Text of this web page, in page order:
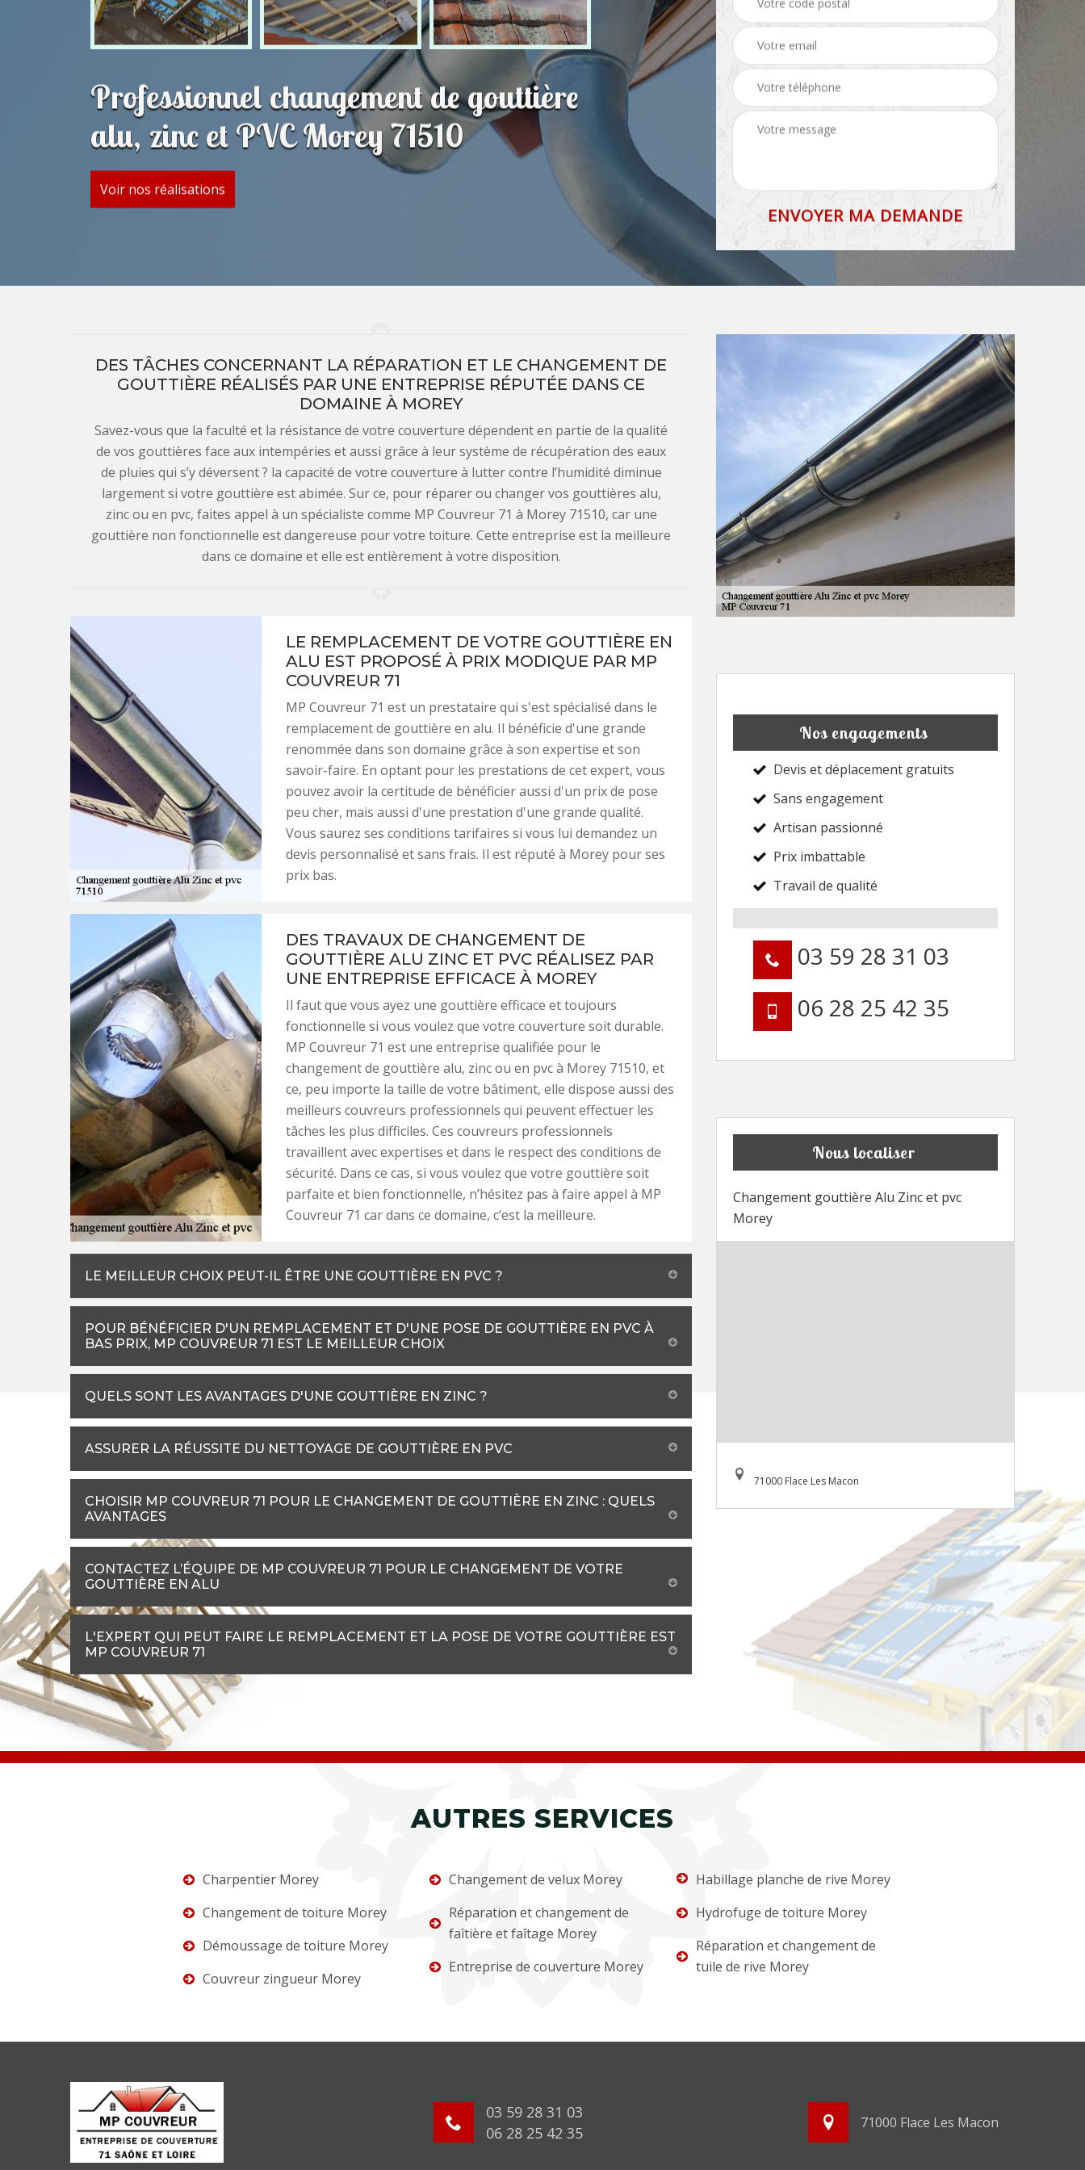
Professionnel changement de gouttière
alu, zinc et PVC Morey 71510
Voir nos réalisations
DES TÂCHES CONCERNANT LA RÉPARATION ET LE CHANGEMENT DE
GOUTTIÈRE RÉALISÉS PAR UNE ENTREPRISE RÉPUTÉE DANS CE
DOMAINE À MOREY
Savez-vous que la faculté et la résistance de votre couverture dépendent en partie de la qualité
de vos gouttières face aux intempéries et aussi grâce à leur système de récupération des eaux
de pluies qui s’y déversent ? la capacité de votre couverture à lutter contre l’humidité diminue
largement si votre gouttière est abimée. Sur ce, pour réparer ou changer vos gouttières alu,
zinc ou en pvc, faites appel à un spécialiste comme MP Couvreur 71 à Morey 71510, car une
gouttière non fonctionnelle est dangereuse pour votre toiture. Cette entreprise est la meilleure
dans ce domaine et elle est entièrement à votre disposition.
LE REMPLACEMENT DE VOTRE GOUTTIÈRE EN
ALU EST PROPOSÉ À PRIX MODIQUE PAR MP
COUVREUR 71
MP Couvreur 71 est un prestataire qui s'est spécialisé dans le
remplacement de gouttière en alu. Il bénéficie d'une grande
renommée dans son domaine grâce à son expertise et son
savoir-faire. En optant pour les prestations de cet expert, vous
pouvez avoir la certitude de bénéficier aussi d'un prix de pose
peu cher, mais aussi d'une prestation d'une grande qualité.
Vous saurez ses conditions tarifaires si vous lui demandez un
devis personnalisé et sans frais. Il est réputé à Morey pour ses
prix bas.
DES TRAVAUX DE CHANGEMENT DE
GOUTTIÈRE ALU ZINC ET PVC RÉALISEZ PAR
UNE ENTREPRISE EFFICACE À MOREY
Il faut que vous ayez une gouttière efficace et toujours
fonctionnelle si vous voulez que votre couverture soit durable.
MP Couvreur 71 est une entreprise qualifiée pour le
changement de gouttière alu, zinc ou en pvc à Morey 71510, et
ce, peu importe la taille de votre bâtiment, elle dispose aussi des
meilleurs couvreurs professionnels qui peuvent effectuer les
tâches les plus difficiles. Ces couvreurs professionnels
travaillent avec expertises et dans le respect des conditions de
sécurité. Dans ce cas, si vous voulez que votre gouttière soit
parfaite et bien fonctionnelle, n’hésitez pas à faire appel à MP
Couvreur 71 car dans ce domaine, c’est la meilleure.
LE MEILLEUR CHOIX PEUT-IL ÊTRE UNE GOUTTIÈRE EN PVC ?
POUR BÉNÉFICIER D'UN REMPLACEMENT ET D'UNE POSE DE GOUTTIÈRE EN PVC À
BAS PRIX, MP COUVREUR 71 EST LE MEILLEUR CHOIX
QUELS SONT LES AVANTAGES D'UNE GOUTTIÈRE EN ZINC ?
ASSURER LA RÉUSSITE DU NETTOYAGE DE GOUTTIÈRE EN PVC
CHOISIR MP COUVREUR 71 POUR LE CHANGEMENT DE GOUTTIÈRE EN ZINC : QUELS
AVANTAGES
CONTACTEZ L’ÉQUIPE DE MP COUVREUR 71 POUR LE CHANGEMENT DE VOTRE
GOUTTIÈRE EN ALU
L'EXPERT QUI PEUT FAIRE LE REMPLACEMENT ET LA POSE DE VOTRE GOUTTIÈRE EST
MP COUVREUR 71
Nos engagements
Devis et déplacement gratuits
Sans engagement
Artisan passionné
Prix imbattable
Travail de qualité
03 59 28 31 03
06 28 25 42 35
Nous localiser
Changement gouttière Alu Zinc et pvc
Morey
71000 Flace Les Macon
AUTRES SERVICES
Charpentier Morey
Changement de toiture Morey
Démoussage de toiture Morey
Couvreur zingueur Morey
Changement de velux Morey
Réparation et changement de
faîtière et faîtage Morey
Entreprise de couverture Morey
Habillage planche de rive Morey
Hydrofuge de toiture Morey
Réparation et changement de
tuile de rive Morey
03 59 28 31 03
06 28 25 42 35
71000 Flace Les Macon